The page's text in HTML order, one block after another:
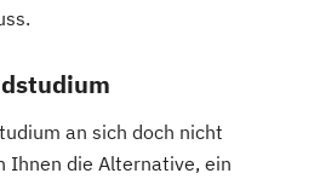
an sich doch nicht
Ihnen die Alternative, ein